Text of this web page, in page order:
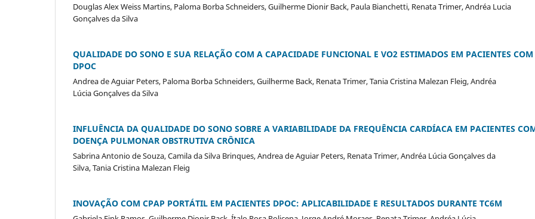
Douglas Alex Weiss Martins, Paloma Borba Schneiders, Guilherme Dionir Back, Paula Bianchetti, Renata Trimer, Andréa Lucia
Gonçalves da Silva
QUALIDADE DO SONO E SUA RELAÇÃO COM A CAPACIDADE FUNCIONAL E VO2 ESTIMADOS EM PACIENTES COM
DPOC
Andrea de Aguiar Peters, Paloma Borba Schneiders, Guilherme Back, Renata Trimer, Tania Cristina Malezan Fleig, Andréa
Lúcia Gonçalves da Silva
INFLUÊNCIA DA QUALIDADE DO SONO SOBRE A VARIABILIDADE DA FREQUÊNCIA CARDÍACA EM PACIENTES
DOENÇA PULMONAR OBSTRUTIVA CRÔNICA
Sabrina Antonio de Souza, Camila da Silva Brinques, Andrea de Aguiar Peters, Renata Trimer, Andréa Lúcia Gonçalves da
Silva, Tania Cristina Malezan Fleig
INOVAÇÃO COM CPAP PORTÁTIL EM PACIENTES DPOC: APLICABILIDADE E RESULTADOS DURANTE TC6M